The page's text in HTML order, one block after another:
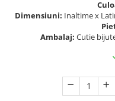
Dimensiuni: Inaltime x
Ambalaj: Cutie